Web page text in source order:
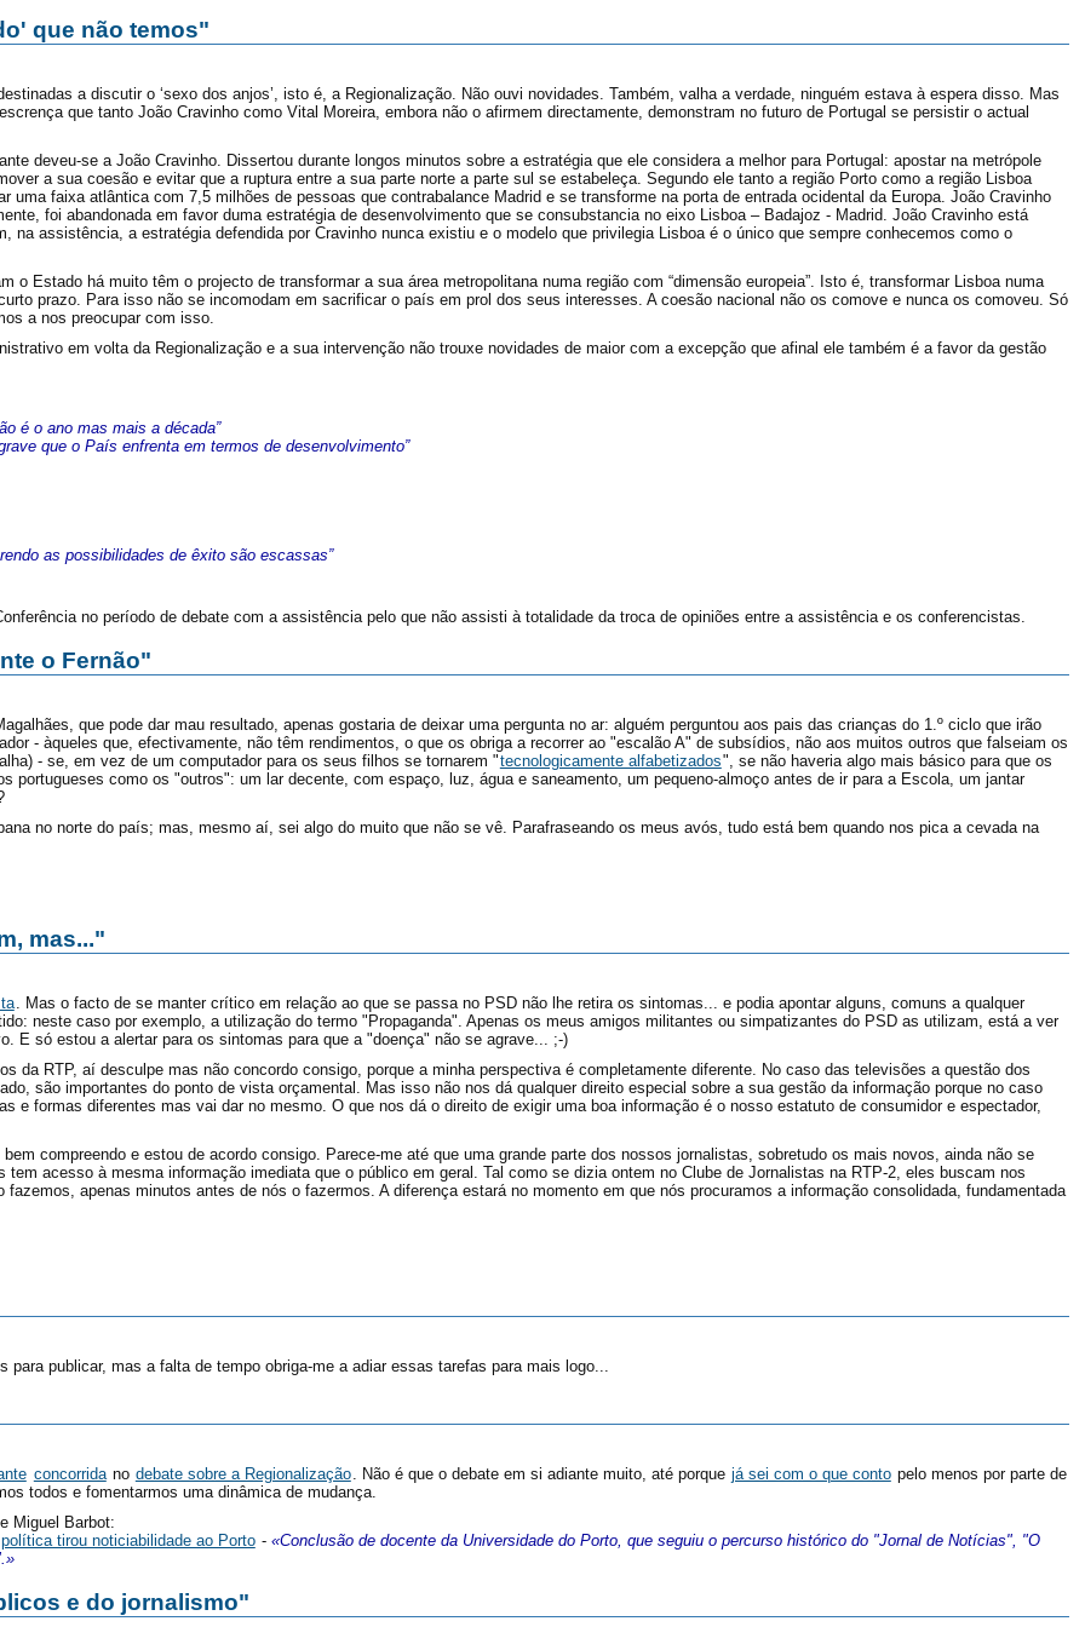
que não temos"
a discutir o ‘sexo dos anjos’, isto é, a Regionalização. Não ouvi novidades. Também, valha a verdade, ninguém estava à espera disso. Mas
que tanto João Cravinho como Vital Moreira, embora não o afirmem directamente, demonstram no futuro de Portugal se persistir o actual
deveu-se a João Cravinho. Dissertou durante longos minutos sobre a estratégia que ele considera a melhor para Portugal: apostar na metrópole
a sua coesão e evitar que a ruptura entre a sua parte norte a parte sul se estabeleça. Segundo ele tanto a região Porto como a região Lisboa
uma faixa atlântica com 7,5 milhões de pessoas que contrabalance Madrid e se transforme na porta de entrada ocidental da Europa. João Cravinho
foi abandonada em favor duma estratégia de desenvolvimento que se consubstancia no eixo Lisboa – Badajoz - Madrid. João Cravinho está
na assistência, a estratégia defendida por Cravinho nunca existiu e o modelo que privilegia Lisboa é o único que sempre conhecemos como o
o Estado há muito têm o projecto de transformar a sua área metropolitana numa região com “dimensão europeia”. Isto é, transformar Lisboa numa
prazo. Para isso não se incomodam em sacrificar o país em prol dos seus interesses. A coesão nacional não os comove e nunca os comoveu. Só
a nos preocupar com isso.
em volta da Regionalização e a sua intervenção não trouxe novidades de maior com a excepção que afinal ele também é a favor da gestão
é o ano mas mais a década”
que o País enfrenta em termos de desenvolvimento”
as possibilidades de êxito são escassas”
no período de debate com a assistência pelo que não assisti à totalidade da troca de opiniões entre a assistência e os conferencistas.
o Fernão"
que pode dar mau resultado, apenas gostaria de deixar uma pergunta no ar: alguém perguntou aos pais das crianças do 1.º ciclo que irão
- àqueles que, efectivamente, não têm rendimentos, o que os obriga a recorrer ao "escalão A" de subsídios, não aos muitos outros que falseiam os
- se, em vez de um computador para os seus filhos se tornarem "tecnologicamente alfabetizados", se não haveria algo mais básico para que os
portugueses como os "outros": um lar decente, com espaço, luz, água e saneamento, um pequeno-almoço antes de ir para a Escola, um jantar
no norte do país; mas, mesmo aí, sei algo do muito que não se vê. Parafraseando os meus avós, tudo está bem quando nos pica a cevada na
mas..."
. Mas o facto de se manter crítico em relação ao que se passa no PSD não lhe retira os sintomas... e podia apontar alguns, comuns a qualquer
neste caso por exemplo, a utilização do termo "Propaganda". Apenas os meus amigos militantes ou simpatizantes do PSD as utilizam, está a ver
E só estou a alertar para os sintomas para que a "doença" não se agrave... ;-)
da RTP, aí desculpe mas não concordo consigo, porque a minha perspectiva é completamente diferente. No caso das televisões a questão dos
são importantes do ponto de vista orçamental. Mas isso não nos dá qualquer direito especial sobre a sua gestão da informação porque no caso
e formas diferentes mas vai dar no mesmo. O que nos dá o direito de exigir uma boa informação é o nosso estatuto de consumidor e espectador,
compreendo e estou de acordo consigo. Parece-me até que uma grande parte dos nossos jornalistas, sobretudo os mais novos, ainda não se
tem acesso à mesma informação imediata que o público em geral. Tal como se dizia ontem no Clube de Jornalistas na RTP-2, eles buscam nos
apenas minutos antes de nós o fazermos. A diferença estará no momento em que nós procuramos a informação consolidada, fundamentada
publicar, mas a falta de tempo obriga-me a adiar essas tarefas para mais logo...
concorrida no debate sobre a Regionalização . Não é que o debate em si adiante muito, até porque já sei com o que conto pelo menos por parte de
todos e fomentarmos uma dinâmica de mudança.
Miguel Barbot:
tirou noticiabilidade ao Porto - «Conclusão de docente da Universidade do Porto, que seguiu o percurso histórico do "Jornal de Notícias", "O
e do jornalismo"